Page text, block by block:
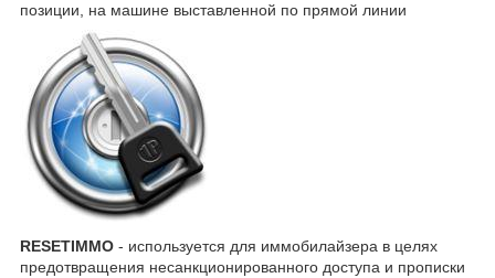
позиции, на машине выставленной по прямой линии
RESETIMMO - используется для иммобилайзера в целях
предотвращения несанкционированного доступа и прописки